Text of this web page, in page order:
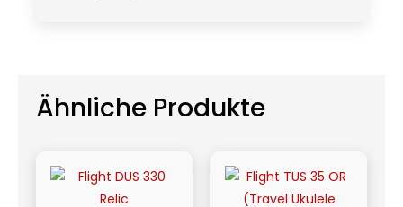
Ähnliche Produkte